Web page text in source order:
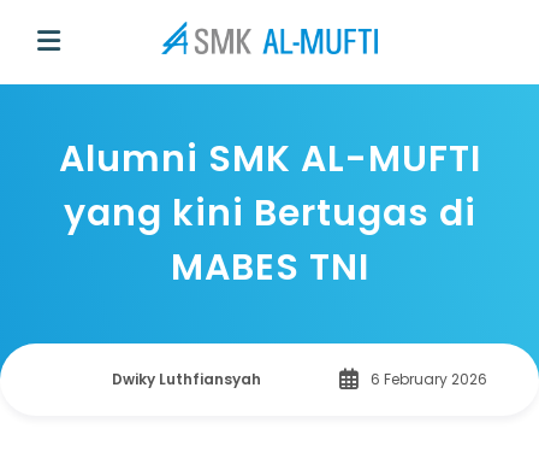
Alumni SMK AL-MUFTI
yang kini Bertugas di
MABES TNI
Dwiky Luthfiansyah 6 February 2026